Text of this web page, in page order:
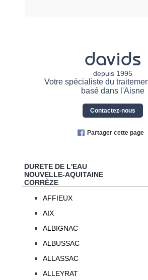
davids
depuis 1995
Votre spécialiste du
basé dans l'Aisne
Contactez-nous
Partager cette page
DURETE DE L'EAU
NOUVELLE-AQUITAINE
CORRÈZE
AFFIEUX
AIX
ALBIGNAC
ALBUSSAC
ALLASSAC
ALLEYRAT